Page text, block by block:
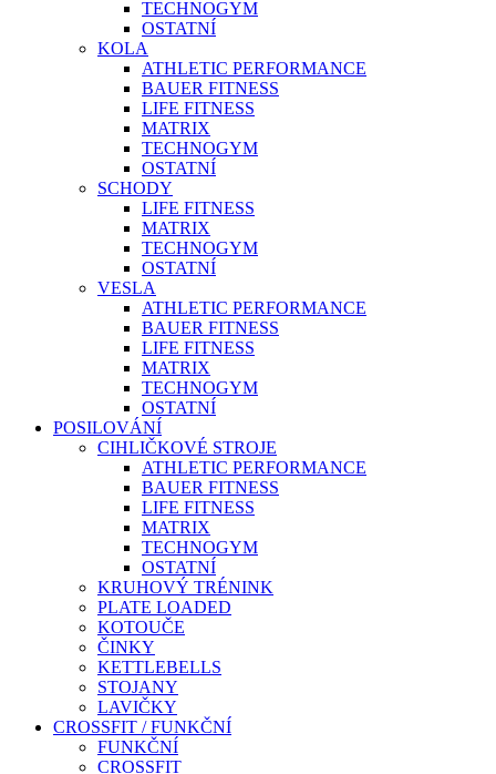
TECHNOGYM
OSTATNÍ
KOLA
ATHLETIC PERFORMANCE
BAUER FITNESS
LIFE FITNESS
MATRIX
TECHNOGYM
OSTATNÍ
SCHODY
LIFE FITNESS
MATRIX
TECHNOGYM
OSTATNÍ
VESLA
ATHLETIC PERFORMANCE
BAUER FITNESS
LIFE FITNESS
MATRIX
TECHNOGYM
OSTATNÍ
POSILOVÁNÍ
CIHLIČKOVÉ STROJE
ATHLETIC PERFORMANCE
BAUER FITNESS
LIFE FITNESS
MATRIX
TECHNOGYM
OSTATNÍ
KRUHOVÝ TRÉNINK
PLATE LOADED
KOTOUČE
ČINKY
KETTLEBELLS
STOJANY
LAVIČKY
CROSSFIT / FUNKČNÍ
FUNKČNÍ
CROSSFIT